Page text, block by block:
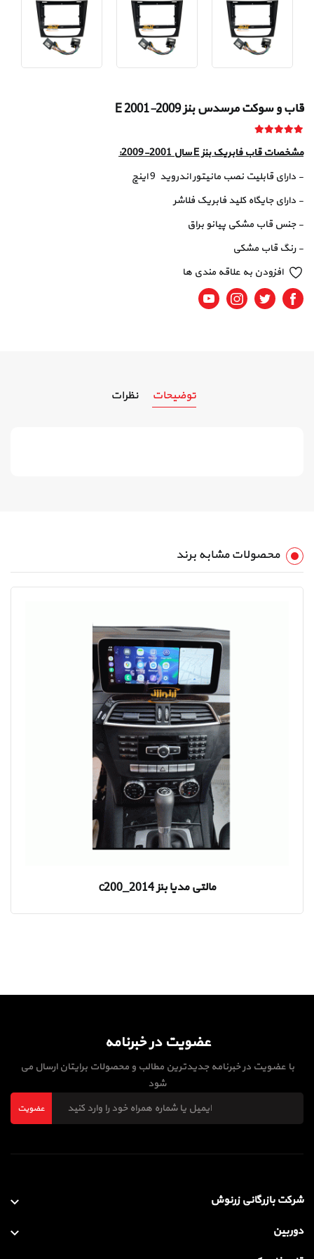
قاب و سوکت مرسدس بنز E 2001-2009
مشخصات قاب فابریک بنز E سال 2001-2009:
- دارای قابلیت نصب مانیتور اندروید 9 اینچ
- دارای جایگاه کلید فابریک فلاشر
- جنس قاب مشکی پیانو براق
- رنگ قاب مشکی
افزودن به علاقه مندی ها
Facebook
Twitter
Instagram
Youtube
توضیحات نظرات
محصولات مشابه برند
مالتی مدیا بنز c200_2014
عضویت در خبرنامه
با عضویت در خبرنامه جدیدترین مطالب و محصولات برایتان ارسال می
شود
عضویت
شرکت بازرگانی زرنوش
دوربین